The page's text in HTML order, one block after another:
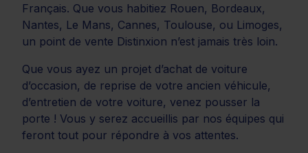
Français. Que vous habitiez Rouen, Bordeaux,
Nantes, Le Mans, Cannes, Toulouse, ou Limoges,
un point de vente Distinxion n’est jamais très loin.
Que vous ayez un projet d’achat de voiture
d’occasion, de reprise de votre ancien véhicule,
d’entretien de votre voiture, venez pousser la
porte ! Vous y serez accueillis par nos équipes qui
feront tout pour répondre à vos attentes.